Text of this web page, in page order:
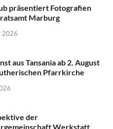
präsentiert Fotografien
Marburg
2026
aus Tansania ab 2. August
Pfarrkirche
der
Werkstatt